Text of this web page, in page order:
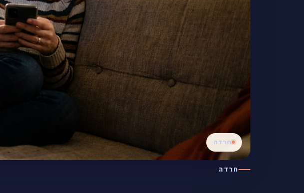
חרדה
חרדה